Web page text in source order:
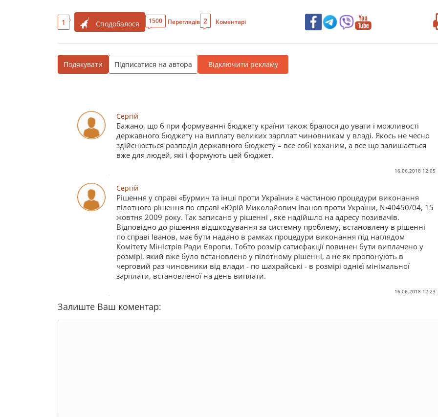
1 Сподобалося 1500 Переглядів 2 Коментарі
Подякувати Підписатися на автора Відключити рекламу
Сергій
Бажано, що б при формуванні бюджету країни також бралося до уваги і можливості
державного бюджету на виплату великих зарплат чиновникам у владі. Якось не чесно
здійснюється розподіл державного бюджету – все собі коханим, а все що залишається
вже для людей, які і формують цей бюджет.
16.06.2018 12:05
Сергій
Рішення у справі «Бурмич та інші проти України» є частиною процедури виконання
пілотного рішення по справі «Юрій Миколайович Іванов проти України, №40450/04, 15
жовтня 2009 року. Так записано у рішенні , яке надійшло на адресу позивачів.
Відповідно до рішення відшкодування за системну проблему, встановлену в рішенні
по справі Іванов, має бути надано в рамках процедури виконання під наглядом
Комітету Міністрів Ради Європи. Тобто розмір сатисфакції повинен бути виплачено у
розмірі, який вже було встановлено у пілотному рішенні, а не як пропонують в
черговий раз чиновники від влади - по шахрайські - в розмірі однієї мінімальної
зарплати, встановленої на день виплати.
16.06.2018 12:23
Залиште Ваш коментар: